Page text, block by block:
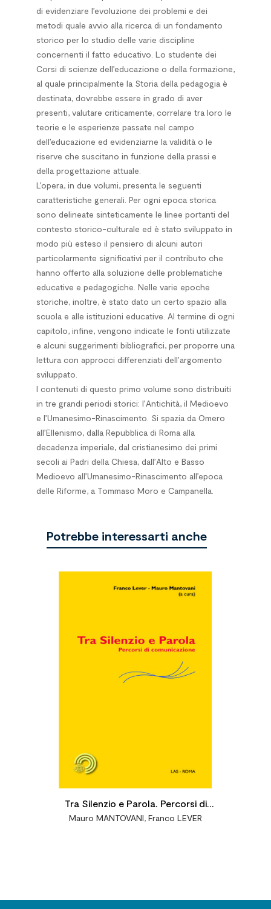
di evidenziare l’evoluzione dei problemi e dei
metodi quale avvio alla ricerca di un fondamento
storico per lo studio delle varie discipline
concernenti il fatto educativo. Lo studente dei
Corsi di scienze dell’educazione o della formazione,
al quale principalmente la Storia della pedagogia è
destinata, dovrebbe essere in grado di aver
presenti, valutare criticamente, correlare tra loro le
teorie e le esperienze passate nel campo
dell’educazione ed evidenziarne la validità o le
riserve che suscitano in funzione della prassi e
della progettazione attuale.
L’opera, in due volumi, presenta le seguenti
caratteristiche generali. Per ogni epoca storica
sono delineate sinteticamente le linee portanti del
contesto storico-culturale ed è stato sviluppato in
modo più esteso il pensiero di alcuni autori
particolarmente significativi per il contributo che
hanno offerto alla soluzione delle problematiche
educative e pedagogiche. Nelle varie epoche
storiche, inoltre, è stato dato un certo spazio alla
scuola e alle istituzioni educative. Al termine di ogni
capitolo, infine, vengono indicate le fonti utilizzate
e alcuni suggerimenti bibliografici, per proporre una
lettura con approcci differenziati dell’argomento
sviluppato.
I contenuti di questo primo volume sono distribuiti
in tre grandi periodi storici: l’Antichità, il Medioevo
e l’Umanesimo-Rinascimento. Si spazia da Omero
all’Ellenismo, dalla Repubblica di Roma alla
decadenza imperiale, dal cristianesimo dei primi
secoli ai Padri della Chiesa, dall’Alto e Basso
Medioevo all’Umanesimo-Rinascimento all’epoca
delle Riforme, a Tommaso Moro e Campanella.
Potrebbe interessarti anche
Tra Silenzio e Parola. Percorsi di
comunicazione
Mauro MANTOVANI, Franco LEVER